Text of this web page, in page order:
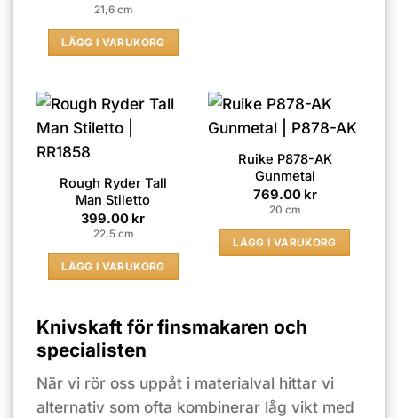
21,6 cm
LÄGG I VARUKORG
Rough Ryder Tall
Man Stiletto
399.00 kr
22,5 cm
LÄGG I VARUKORG
Ruike P878-AK
Gunmetal
769.00 kr
20 cm
LÄGG I VARUKORG
Knivskaft för finsmakaren och
specialisten
När vi rör oss uppåt i materialval hittar vi
alternativ som ofta kombinerar låg vikt med